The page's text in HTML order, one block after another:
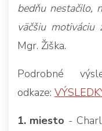
bedňu nestačilo,
väčšiu motiváciu
Mgr. Žiška.
Podrobné
odkaze:
1. miesto -